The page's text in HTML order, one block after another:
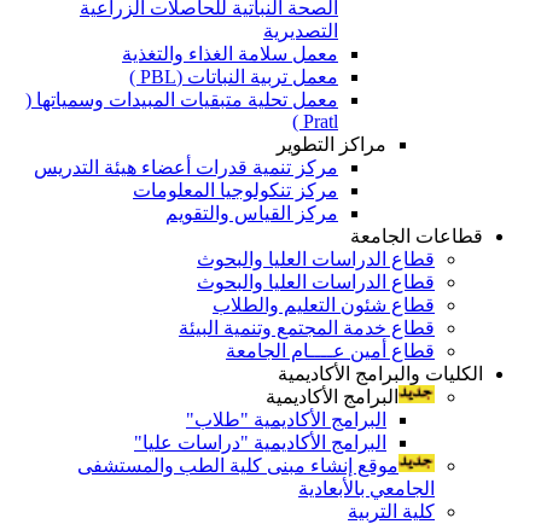
الصحة النباتية للحاصلات الزراعية
التصديرية
معمل سلامة الغذاء والتغذية
معمل تربية النباتات (PBL )
معمل تحلية متبقيات المبيدات وسمياتها (
Pratl )
مراكز التطوير
مركز تنمية قدرات أعضاء هيئة التدريس
مركز تنكولوجيا المعلومات
مركز القياس والتقويم
قطاعات الجامعة
قطاع الدراسات العليا والبحوث
قطاع الدراسات العليا والبحوث
قطاع شئون التعليم والطلاب
قطاع خدمة المجتمع وتنمية البيئة
قطاع أمين عــــام الجامعة
الكليات والبرامج الأكاديمية
البرامج الأكاديمية
البرامج الأكاديمية "طلاب"
البرامج الأكاديمية "دراسات عليا"
موقع إنشاء مبنى كلية الطب والمستشفى
الجامعي بالأبعادية
كلية التربية